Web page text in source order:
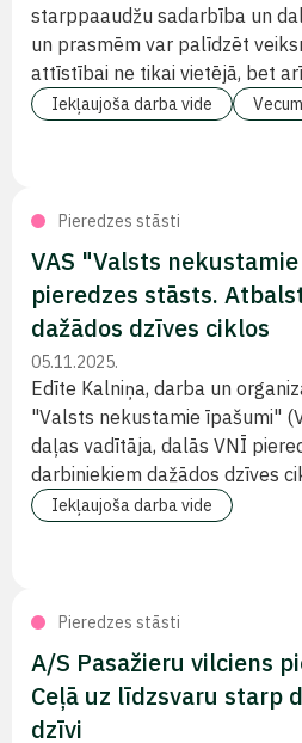
starppaaudžu sadarbība un
un prasmēm var palīdzēt
attīstībai ne tikai vietējā, bet
Iekļaujoša darba vide
Pieredzes stāsti
VAS "Valsts
pieredzes stāsts.
dažādos dzīves ciklos
05.11.2025.
Edīte Kalniņa, darba un
"Valsts nekustamie īpašumi"
daļas vadītāja, dalās VNĪ
darbiniekiem dažādos dzīves
Iekļaujoša darba vide
Pieredzes stāsti
A/S Pasažieru vilciens
Ceļā uz līdzsvaru starp
dzīvi